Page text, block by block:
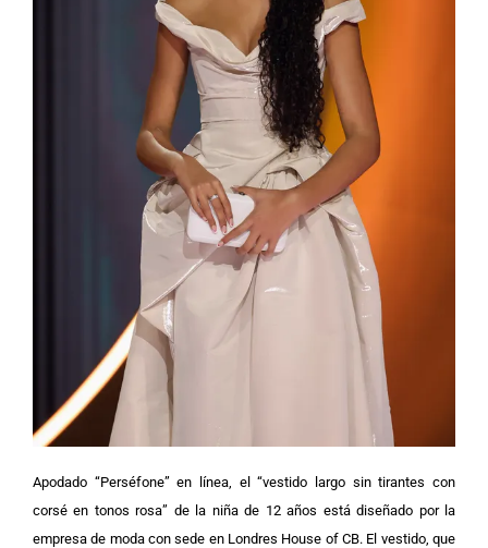
Apodado “Perséfone” en línea, el “vestido largo sin tirantes con
corsé en tonos rosa” de la niña de 12 años está diseñado por la
empresa de moda con sede en Londres House of CB. El vestido, que